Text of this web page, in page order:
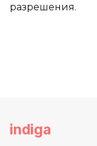
разрешения.
indiga